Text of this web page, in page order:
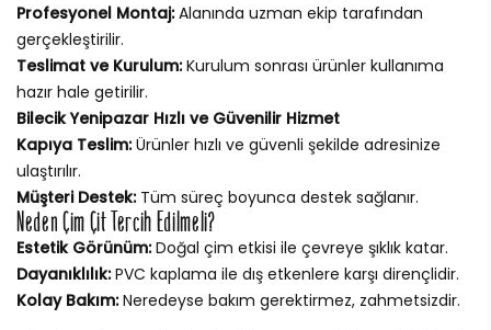
Profesyonel Montaj:Alanında uzman ekip tarafından
gerçekleştirilir.
Teslimat ve Kurulum:Kurulum sonrası ürünler kullanıma
hazır hale getirilir.
Bilecik Yenipazar Hızlı ve Güvenilir Hizmet
Kapıya Teslim:Ürünler hızlı ve güvenli şekilde adresinize
ulaştırılır.
Müşteri Destek:Tüm süreç boyunca destek sağlanır.
Neden Çim Çit Tercih Edilmeli?
Estetik Görünüm:Doğal çim etkisi ile çevreye şıklık katar.
Dayanıklılık:PVC kaplama ile dış etkenlere karşı dirençlidir.
Kolay Bakım:Neredeyse bakım gerektirmez, zahmetsizdir.